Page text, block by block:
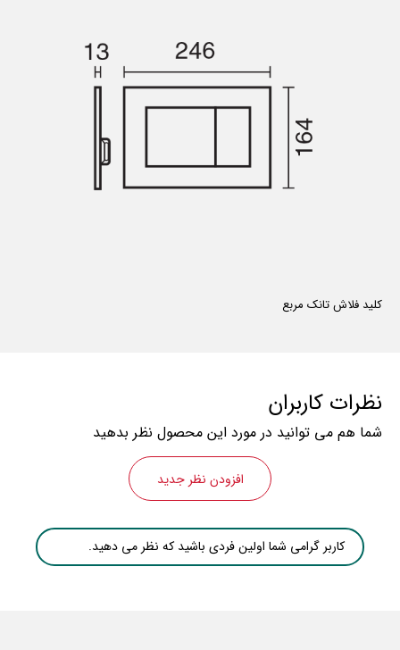
کلید فلاش تانک مربع
نظرات کاربران
شما هم می توانید در مورد این محصول نظر بدهید
افزودن نظر جدید
کاربر گرامی شما اولین فردی باشید که نظر می دهید.